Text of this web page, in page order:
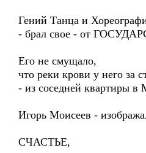
Гений Танца и
- брал свое - от
Его не смущало,
что реки крови у него за
- из соседней квартиры в
Игорь Моисеев -
СЧАСТЬЕ,